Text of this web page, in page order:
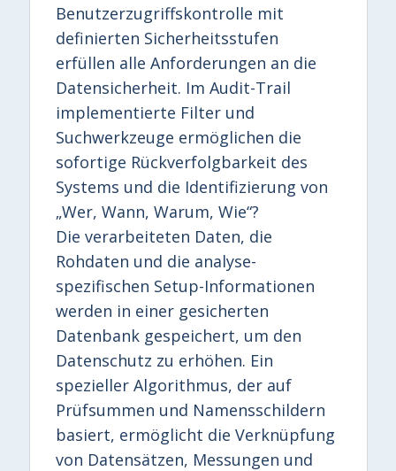
Benutzerzugriffskontrolle mit
definierten Sicherheitsstufen
erfüllen alle Anforderungen an die
Datensicherheit. Im Audit-Trail
implementierte Filter und
Suchwerkzeuge ermöglichen die
sofortige Rückverfolgbarkeit des
Systems und die Identifizierung von
„Wer, Wann, Warum, Wie“?
Die verarbeiteten Daten, die
Rohdaten und die analyse-
spezifischen Setup-Informationen
werden in einer gesicherten
Datenbank gespeichert, um den
Datenschutz zu erhöhen. Ein
spezieller Algorithmus, der auf
Prüfsummen und Namensschildern
basiert, ermöglicht die Verknüpfung
von Datensätzen, Messungen und